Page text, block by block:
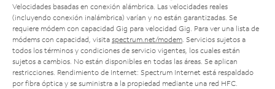
Velocidades basadas en conexión alámbrica. Las velocidades reales
(incluyendo conexión inalámbrica) varían y no están garantizadas. Se
requiere módem con capacidad Gig para velocidad Gig. Para ver una lista de
módems con capacidad, visita spectrum.net/modem. Servicios sujetos a
todos los términos y condiciones de servicio vigentes, los cuales están
sujetos a cambios. No están disponibles en todas las áreas. Se aplican
restricciones. Rendimiento de Internet: Spectrum Internet está respaldado
por fibra óptica y se suministra a la propiedad mediante una red HFC.